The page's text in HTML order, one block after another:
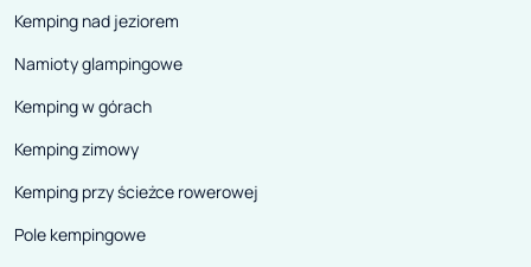
Kemping nad jeziorem
Namioty glampingowe
Kemping w górach
Kemping zimowy
Kemping przy ścieżce rowerowej
Pole kempingowe